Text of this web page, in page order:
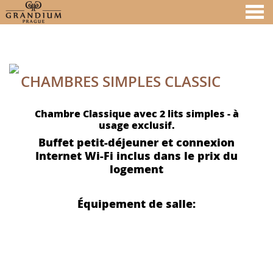
CHAMBRES SIMPLES CLASSIC
Chambre Classique avec 2 lits simples - à
usage exclusif.
Buffet petit-déjeuner et connexion
Internet Wi-Fi inclus dans le prix du
logement
Équipement de salle: